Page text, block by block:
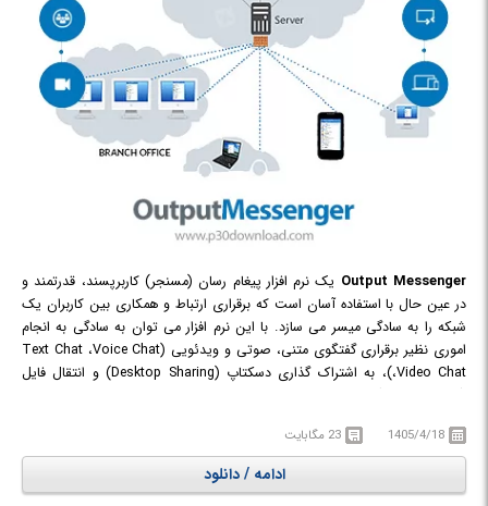
Output Messenger یک نرم افزار پیغام رسان (مسنجر) کاربرپسند، قدرتمند و
در عین حال با استفاده آسان است که برقراری ارتباط و همکاری بین کاربران یک
شبکه را به سادگی میسر می سازد. با این نرم افزار می توان به سادگی به انجام
اموری نظیر برقراری گفتگوی متنی، صوتی و ویدئویی (Text Chat ،Voice Chat
،Video Chat)، به اشتراک گذاری دسکتاپ (Desktop Sharing) و انتقال فایل
خود ذخیره کند.
1405/4/18 23 مگابایت
ادامه / دانلود